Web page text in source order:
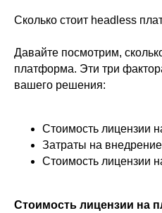
Сколько стоит headless
Давайте посмотрим,
платформа. Эти три
вашего решения:
Стоимость лицензии
Затраты на
Стоимость лицензии
Стоимость лицензии на